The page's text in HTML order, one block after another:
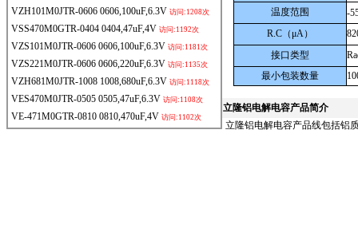
VZH101M0JTR-0606 0606,100uF,6.3V 访问:1208次
VSS470M0GTR-0404 0404,47uF,4V 访问:1192次
VZS101M0JTR-0606 0606,100uF,6.3V 访问:1181次
VZS221M0JTR-0606 0606,220uF,6.3V 访问:1135次
VZH681M0JTR-1008 1008,680uF,6.3V 访问:1118次
VES470M0JTR-0505 0505,47uF,6.3V 访问:1108次
VE-471M0GTR-0810 0810,470uF,4V 访问:1102次
温度范围
-
R.C （μA）
接口类型
最小包装数量
立隆铝电解电容产品简介
立隆铝电解电容产品线包括铝